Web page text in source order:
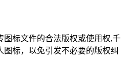
图标文件的合法版权或使用权,千
图标，以免引发不必要的版权纠